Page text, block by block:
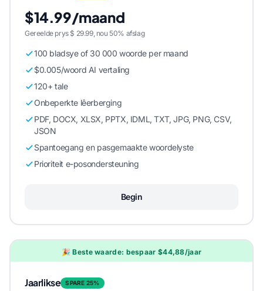
$14.99/maand
Gereelde prys $ 29.99, nou 50% afslag
100 bladsye of 30 000 woorde per maand
$0.005/woord AI vertaling
120+ tale
Onbeperkte lêerberging
PDF, DOCX, XLSX, PPTX, IDML, TXT, JPG, PNG, CSV,
JSON
Spantoegang en pasgemaakte woordelyste
Prioriteit e-posondersteuning
Begin
🎉 Beste waarde: bespaar $44,88/jaar
Jaarlikse SPARE 25%